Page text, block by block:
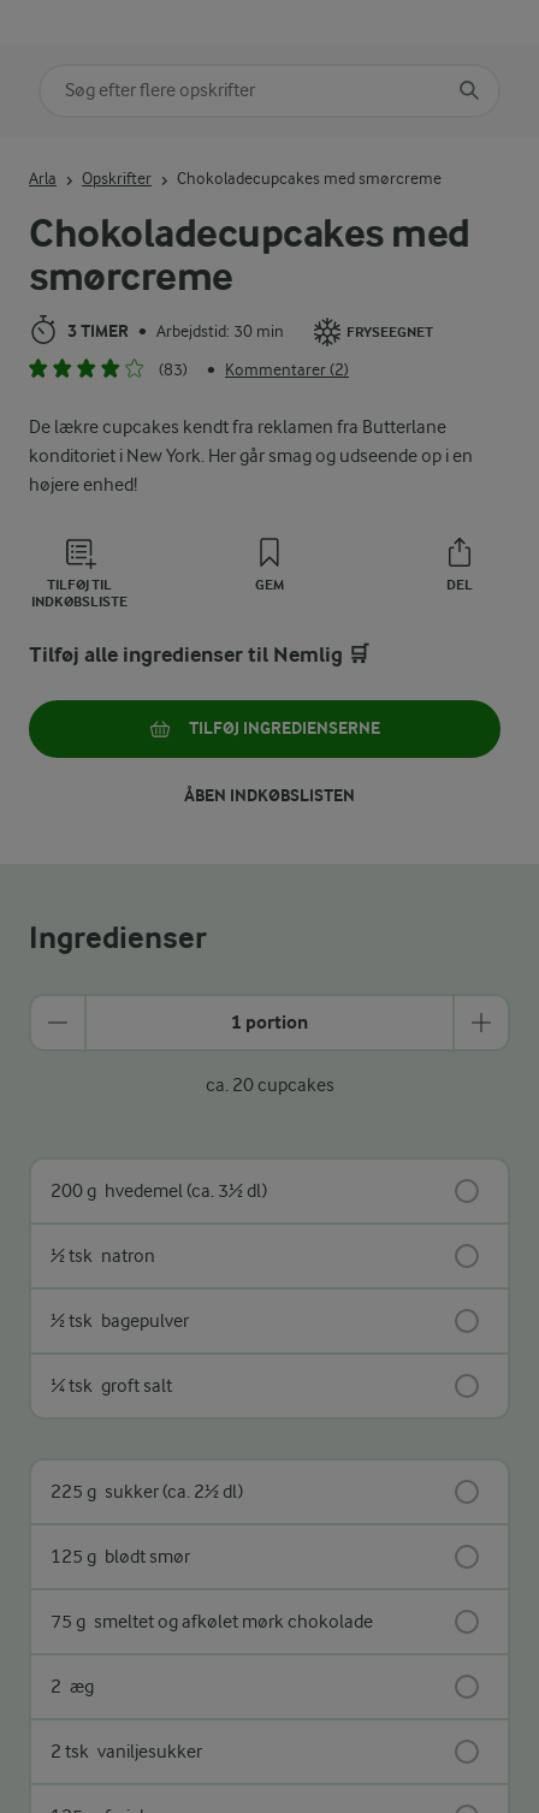
Chokoladecupcakes med
smørcreme
3 TIMER • Arbejdstid: 30 min FRYSEEGNET
(83) • Kommentarer (2)
De lækre cupcakes kendt fra reklamen fra Butterlane
konditoriet i New York. Her går smag og udseende op i en
højere enhed!
TILFØJ TIL
INDKØBSLISTE
GEM DEL
Arla Opskrifter Chokoladecupcakes med smørcreme
Tilføj alle ingredienser til Nemlig 🛒
TILFØJ INGREDIENSERNE
ÅBEN INDKØBSLISTEN
Ingredienser
1 portion
ca. 20 cupcakes
200 g hvedemel (ca. 3½ dl)
½ tsk natron
½ tsk bagepulver
¼ tsk groft salt
225 g sukker (ca. 2½ dl)
125 g blødt smør
75 g smeltet og afkølet mørk chokolade
2 æg
2 tsk vaniljesukker
Søg på kategori